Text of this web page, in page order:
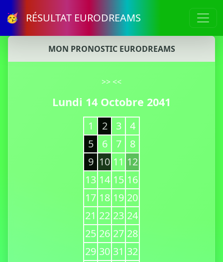
🥳 RÉSULTAT EURODREAMS
MON PRONOSTIC EURODREAMS
>> <<
Lundi 14 Octobre 2041
1 2 3
4
5
6 7
8
9 10 11 12
13 14 15 16
17 18 19 20
21 22 23 24
25 26 27 28
29 30 31 32